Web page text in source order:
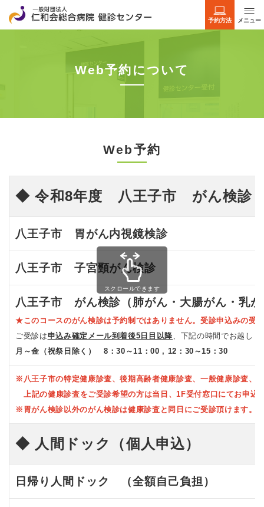
予約方法 メニュー
Web予約について
Web予約
◆ 令和8年度 八王子市 がん検診
八王子市 胃がん内視鏡検診
八王子市 子宮頸がん検診
八王子市 がん検診（肺がん・大腸がん・乳が
★このコースのがん検診は予約制ではありません。受診申込みの受
ご受診は申込み確定メール到着後5日目以降、下記の時間でお越しく
月～金（祝祭日除く） 8：30～11：00 , 12：30～15：30
※八王子市の特定健康診査、後期高齢者健康診査、一般健康診査
上記の健康診査をご受診希望の方は当日、1F受付窓口にてお申込
※胃がん検診以外のがん検診は健康診査と同日にご受診頂けます。
◆ 人間ドック（個人申込）
日帰り人間ドック （全額自己負担）
スクロールできます